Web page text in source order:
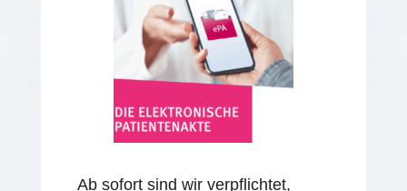
Ab sofort sind wir verpflichtet,